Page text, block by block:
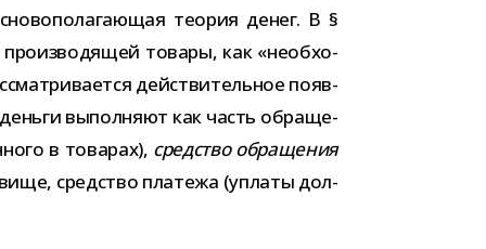
тео­рия денег. В §
товары, как «необ­хо­
дей­стви­тель­ное появ­
выпол­няют как часть обра­ще­
в това­рах), сред­ство обра­ще­ния
сред­ство пла­тежа (уплаты дол­